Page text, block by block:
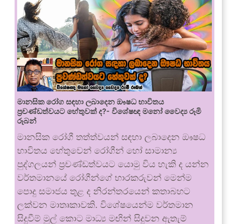
මානසික රෝග සඳහා ලබාදෙන ඖෂධ භාවිතය
ප්‍රචණ්ඩත්වයට හේතුවක් ද?- විශේෂඥ මනෝ වෛද්‍ය රූමි
රූබන්
මානසික රෝගී තත්ත්වයන් සඳහා ලබාදෙන ඖෂධ
භාවිතය හේතුවෙන් රෝගීන් හෝ සාමාන්‍ය
පුද්ගලයන් ප්‍රචණ්ඩත්වයට යොමු විය හැකි ද යන්න
වර්තමානයේ රෝගීන්ගේ භාරකරුවන් මෙන්ම
පොදු සමාජය තුළ ද නිරන්තරයෙන් කතාබහට
ලක්වන මාතෘකාවකි. විශේෂයෙන්ම වර්තමාන
සිදුවීම් මුල් කොට මාධ්‍ය මඟින් සිදුවන ඇතැම්